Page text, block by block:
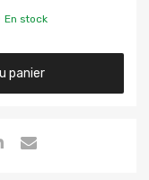
En stock
panier